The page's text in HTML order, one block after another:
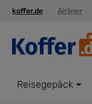
Zur
koffer.de Airliner
Reisegepäck